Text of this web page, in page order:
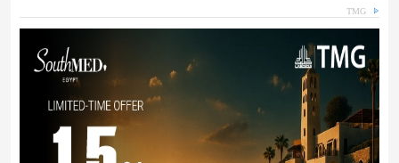
TMG